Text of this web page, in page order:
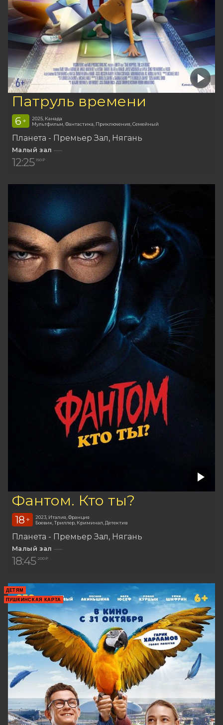
Патруль времени
6 +
2025, Канада
Мультфильм, Фантастика, Приключения, Семейный
Планета - Премьер Зал Нягань
Малый зал
12:25 150 ₽
Фантом. Кто ты?
18 +
2023, Италия, Франция
Боевик, Триллер, Криминал, Детектив
Планета - Премьер Зал Нягань
Малый зал
18:45 200 ₽
ДЕТЯМ
ПУШКИНСКАЯ КАРТА